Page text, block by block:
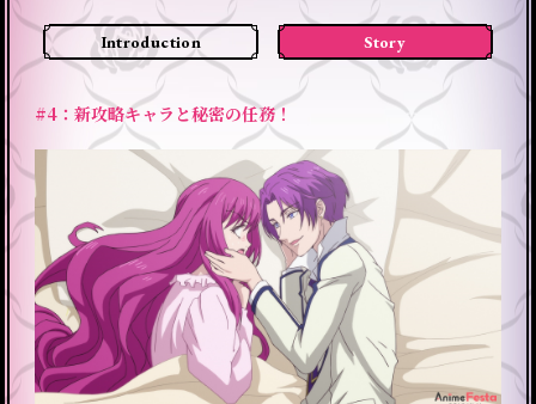
Introduction Story
#4：新攻略キャラと秘密の任務！